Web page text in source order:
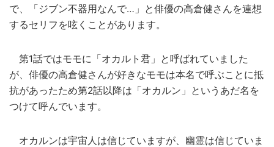
で、「ジブン不器用なんで…」と俳優の高倉健さんを連想
するセリフを呟くことがあります。
第1話ではモモに「オカルト君」と呼ばれていました
が、俳優の高倉健さんが好きなモモは本名で呼ぶことに抵
抗があったため第2話以降は「オカルン」というあだ名を
つけて呼んでいます。
オカルンは宇宙人は信じていますが、幽霊は信じていま